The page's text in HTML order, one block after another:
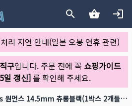
리 지연 안내(일본 오봉 연휴 관련)
구입니다. 주문 전에 꼭 쇼핑가이드
일 갱신]를 확인해 주세요.
Honey Kiss 원먼스 14.5mm 츄룽블랙(1박스 2개들이)